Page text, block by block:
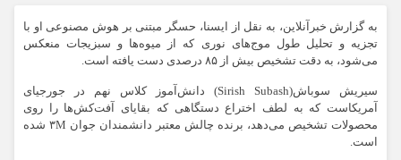
به گزارش خبرآنلاین، به نقل از ایسنا، حسگر مبتنی بر هوش مصنوعی او با
تجزیه و تحلیل طول موج‌های نوری که از میوه‌ها و سبزیجات منعکس
می‌شود، به دقت تشخیص بیش از ۸۵ درصدی دست یافته است.
سیریش سوباش(Sirish Subash) دانش‌آموز کلاس نهم در جورجیای
آمریکاست که به لطف اختراع دستگاهی که بقایای آفت‌کش‌ها را روی
محصولات تشخیص می‌دهد، برنده چالش معتبر دانشمندان جوان ۳M شده
است.